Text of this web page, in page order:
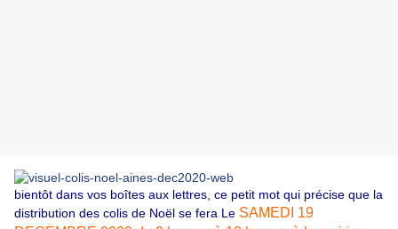
bientôt dans vos boîtes aux lettres, ce petit mot qui précise que la
distribution des colis de Noël se fera Le SAMEDI 19